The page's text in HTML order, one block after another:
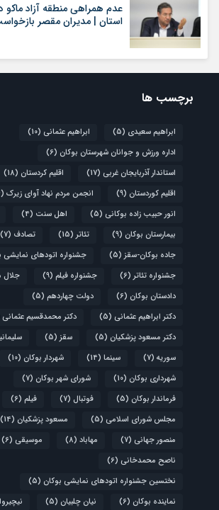
عدم همراهی منطقه آزاد
استان | مدیران مقصر
برچسب ها
ابراهیم سعیدی (5) ابراهیم عثمانی (10)
اداره ورزش و جوانان شهرستان بوکان (6)
استاندار آذربایجان غربی (17) اقلیم کردستان (18)
اقلیم کوردستان (9) انجمن مردم نهاد آوای زیرک (6)
انور حبیب زاده بوکانی (5) اهل سنت (4)
بیمارستان بوکان (9) تئاتر (15) تصادف (7)
جاده بوکان-سقز (5) جشنواره اتودهای نمایشی
جشنواره تئاتر (6) جشنواره فیلم (9) جلال
دادستان بوکان (6) دولت چهاردهم (5)
دکتر ابراهیم عثمانی (5) دکتر محمدقسیم عثمانی
دکتر مسعود پزشکیان (5) سقز (5)
سوریه (7) سینما (14) شهردار بوکان (10)
شهرداری بوکان (10) شورای شهر بوکان (7)
فرماندار بوکان (5) فوتبال (7) فیلم (6)
مجلس شورای اسلامی (5) مسعود پزشکیان (14)
منصور جهانی (7) مهاباد (8) موسیقی (6)
ناصح محمدخانی (6)
نختسین جشنواره اتودهای نمایشی بوکان (5)
نماینده بوکان (6) نیان چلبیان (5)